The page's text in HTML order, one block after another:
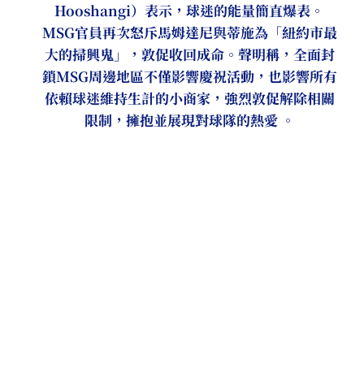
Hooshangi）表示，球迷的能量簡直爆表。
MSG官員再次怒斥馬姆達尼與蒂施為「紐約市最
大的掃興鬼」，敦促收回成命。聲明稱，全面封
鎖MSG周邊地區不僅影響慶祝活動，也影響所有
依賴球迷維持生計的小商家，強烈敦促解除相關
限制，擁抱並展現對球隊的熱愛 。